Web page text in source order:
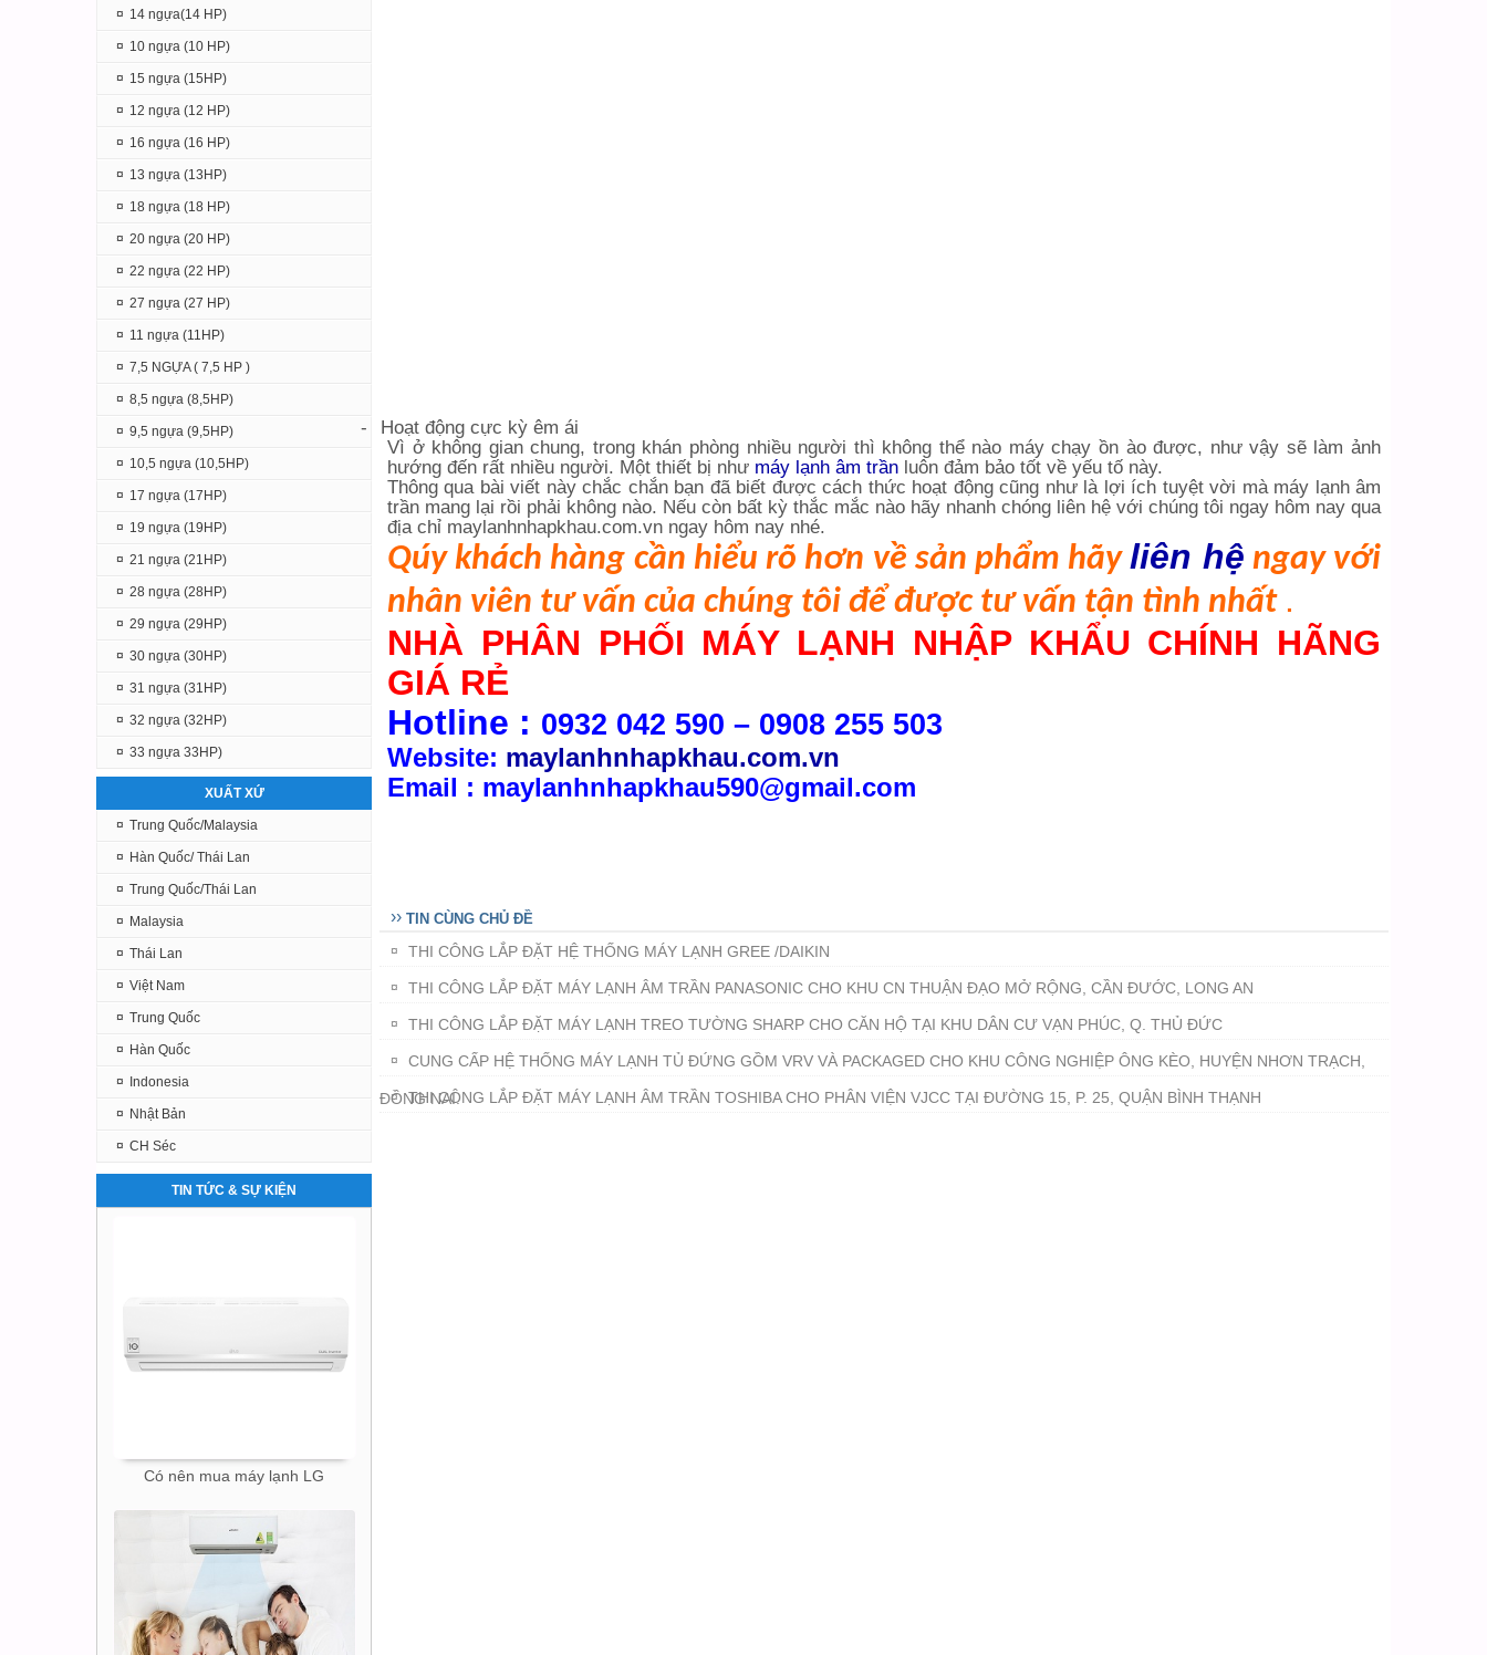
¤ 14 ngựa(14 HP)
¤ 10 ngựa (10 HP)
¤ 15 ngựa (15HP)
¤ 12 ngựa (12 HP)
¤ 16 ngựa (16 HP)
¤ 13 ngựa (13HP)
¤ 18 ngựa (18 HP)
¤ 20 ngựa (20 HP)
¤ 22 ngựa (22 HP)
¤ 27 ngựa (27 HP)
¤ 11 ngựa (11HP)
¤ 7,5 NGỰA ( 7,5 HP )
¤ 8,5 ngựa (8,5HP)
¤ 9,5 ngựa (9,5HP)
¤ 10,5 ngựa (10,5HP)
¤ 17 ngựa (17HP)
¤ 19 ngựa (19HP)
¤ 21 ngựa (21HP)
¤ 28 ngựa (28HP)
¤ 29 ngựa (29HP)
¤ 30 ngựa (30HP)
¤ 31 ngựa (31HP)
¤ 32 ngựa (32HP)
¤ 33 ngựa 33HP)
XUẤT XỨ
¤ Trung Quốc/Malaysia
¤ Hàn Quốc/ Thái Lan
¤ Trung Quốc/Thái Lan
¤ Malaysia
¤ Thái Lan
¤ Việt Nam
¤ Trung Quốc
¤ Hàn Quốc
¤ Indonesia
¤ Nhật Bản
¤ CH Séc
TIN TỨC & SỰ KIỆN
BÍ QUYẾT DÙNG MÁY LẠNH GIÚP
-
Hoạt động cực kỳ êm ái
Vì ở không gian chung, trong khán phòng nhiều người thì không thể nào máy chạy ồn ào được, như vậy sẽ làm ảnh
hướng đến rất nhiều người. Một thiết bị như máy lạnh âm trần luôn đảm bảo tốt về yếu tố này.
Thông qua bài viết này chắc chắn bạn đã biết được cách thức hoạt động cũng như là lợi ích tuyệt vời mà máy lạnh âm
trần mang lại rồi phải không nào. Nếu còn bất kỳ thắc mắc nào hãy nhanh chóng liên hệ với chúng tôi ngay hôm nay qua
địa chỉ maylanhnhapkhau.com.vn ngay hôm nay nhé.
Qúy khách hàng cần hiểu rõ hơn về sản phẩm hãyliên hệ ngay với
nhân viên tư vấn của chúng tôi để được tư vấn tận tình nhất .
NHÀ PHÂN PHỐI MÁY LẠNH NHẬP KHẨU CHÍNH HÃNG
GIÁ RẺ
Hotline : 0932 042 590 – 0908 255 503
Website: maylanhnhapkhau.com.vn
Email : maylanhnhapkhau590@gmail.com
›› TIN CÙNG CHỦ ĐỀ
¤ THI CÔNG LẮP ĐẶT HỆ THỐNG MÁY LẠNH GREE /DAIKIN
¤ THI CÔNG LẮP ĐẶT MÁY LẠNH ÂM TRẦN PANASONIC CHO KHU CN THUẬN ĐẠO MỞ RỘNG, CẦN ĐƯỚC, LONG AN
¤ THI CÔNG LẮP ĐẶT MÁY LẠNH TREO TƯỜNG SHARP CHO CĂN HỘ TẠI KHU DÂN CƯ VẠN PHÚC, Q. THỦ ĐỨC
¤ CUNG CẤP HỆ THỐNG MÁY LẠNH TỦ ĐỨNG GỒM VRV VÀ PACKAGED CHO KHU CÔNG NGHIỆP ÔNG KÈO, HUYỆN NHƠN TRẠCH,
ĐỒNG NAI.
¤THI CÔNG LẮP ĐẶT MÁY LẠNH ÂM TRẦN TOSHIBA CHO PHÂN VIỆN VJCC TẠI ĐƯỜNG 15, P. 25, QUẬN BÌNH THẠNH